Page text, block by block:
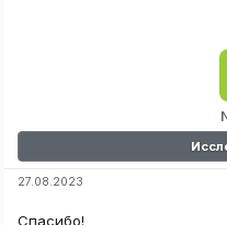
27.08.2023
Спасибо!